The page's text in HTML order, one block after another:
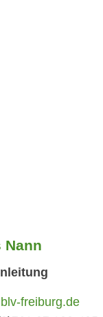
Nann
freiburg.de